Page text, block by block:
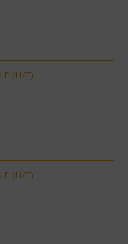
(H/F)
(H/F)